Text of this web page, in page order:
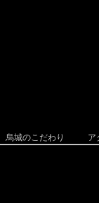
烏城のこだわり ア